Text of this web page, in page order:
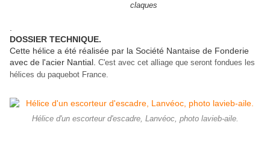
claques
DOSSIER TECHNIQUE.
Cette hélice a été réalisée par la Société Nantaise de Fonderie
avec de l'acier Nantial. C'est avec cet alliage que seront fondues les
hélices du paquebot France.
Hélice d'un escorteur d'escadre, Lanvéoc, photo lavieb-aile.